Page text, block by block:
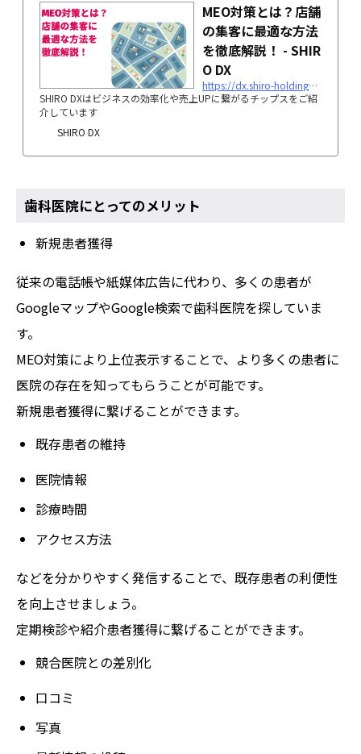
MEO対策とは？店舗
の集客に最適な方法
を徹底解説！ - SHIR
O DX
https://dx.shiro-holdings.co.jp/p1703/
SHIRO DXはビジネスの効率化や売上UPに繋がるチップスをご紹
介しています
SHIRO DX
歯科医院にとってのメリット
新規患者獲得
従来の電話帳や紙媒体広告に代わり、多くの患者が
GoogleマップやGoogle検索で歯科医院を探していま
す。
MEO対策により上位表示することで、より多くの患者に
医院の存在を知ってもらうことが可能です。
新規患者獲得に繋げることができます。
既存患者の維持
医院情報
診療時間
アクセス方法
などを分かりやすく発信することで、既存患者の利便性
を向上させましょう。
定期検診や紹介患者獲得に繋げることができます。
競合医院との差別化
口コミ
写真